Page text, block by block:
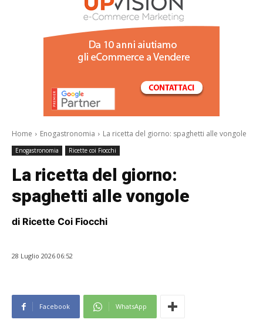
Home
Enogastronomia La ricetta del giorno: spaghetti alle vongole
Enogastronomia Ricette coi Fiocchi
La ricetta del giorno:
spaghetti alle vongole
di Ricette Coi Fiocchi
28 Luglio 2026 06:52
Facebook WhatsApp